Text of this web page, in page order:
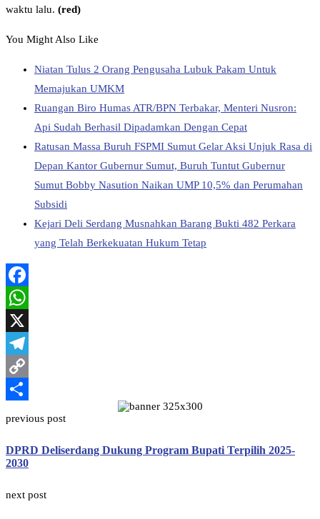
waktu lalu. (red)
You Might Also Like
Niatan Tulus 2 Orang Pengusaha Lubuk Pakam Untuk
Memajukan UMKM
Ruangan Biro Humas ATR/BPN Terbakar, Menteri Nusron:
Api Sudah Berhasil Dipadamkan Dengan Cepat
Ratusan Massa Buruh FSPMI Sumut Gelar Aksi Unjuk Rasa di
Depan Kantor Gubernur Sumut, Buruh Tuntut Gubernur
Sumut Bobby Nasution Naikan UMP 10,5% dan Perumahan
Subsidi
Kejari Deli Serdang Musnahkan Barang Bukti 482 Perkara
yang Telah Berkekuatan Hukum Tetap
Facebook
WhatsApp
X
Telegram
Copy
previous post
DPRD Deliserdang Dukung Program Bupati Terpilih 2025-
2030
next post